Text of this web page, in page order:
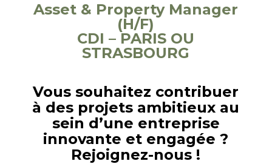
Asset & Property Manager
(H/F)
CDI – PARIS OU
STRASBOURG
Vous souhaitez contribuer
à des projets ambitieux au
sein d’une entreprise
innovante et engagée ?
Rejoignez-nous !